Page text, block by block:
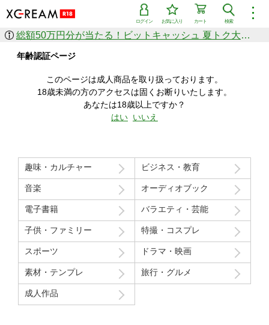
︙
検索
カート
お気に入り
ログイン
作品を探す
ジャンル
シリーズ
人気のセール中商品
新着セール中商品
すべての作品から探す
価格の安い順
価格の高い順
月間ランキング
年間ランキング
総額50万円分が当たる！ビットキャッシュ 夏トク大感謝祭
年齢認証ページ
このページは成人商品を取り扱っております。
18歳未満の方のアクセスは固くお断りいたします。
あなたは18歳以上ですか？
はい いいえ
趣味・カルチャー ビジネス・教育
音楽 オーディオブック
電子書籍 バラエティ・芸能
子供・ファミリー 特撮・コスプレ
スポーツ ドラマ・映画
素材・テンプレ 旅行・グルメ
成人作品